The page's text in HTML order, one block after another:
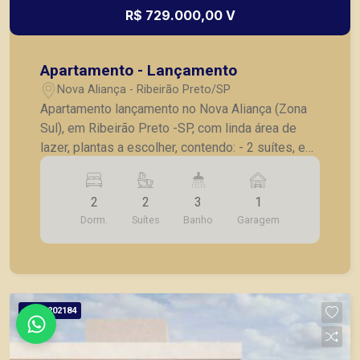
R$ 729.000,00 V
Apartamento - Lançamento
Nova Aliança - Ribeirão Preto/SP
Apartamento lançamento no Nova Aliança (Zona
Sul), em Ribeirão Preto -SP, com linda área de
lazer, plantas a escolher, contendo: - 2 suítes, e
lavabo ou 2 dormitórios, sendo 1 suíte com
lavabo; - Sala 02 ambientes; - Cozinha; -
Lavanderia; - Varanda; - Laje técnica; - 1 vaga de
garagem . - Fotos do decorado. * Entrega prevista
para Outubro de 2024. * Consultar valores
2
Dorm.
2
Suítes
3
Banho
1
Garagem
Cód.202184